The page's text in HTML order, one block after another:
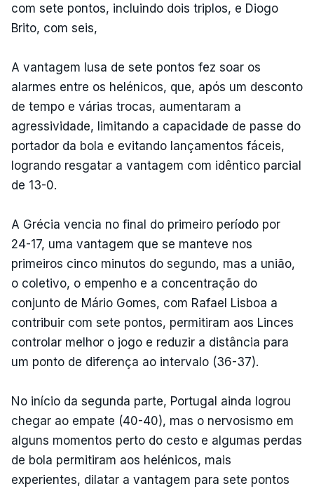
com sete pontos, incluindo dois triplos, e Diogo
Brito, com seis,
A vantagem lusa de sete pontos fez soar os
alarmes entre os helénicos, que, após um desconto
de tempo e várias trocas, aumentaram a
agressividade, limitando a capacidade de passe do
portador da bola e evitando lançamentos fáceis,
logrando resgatar a vantagem com idêntico parcial
de 13-0.
A Grécia vencia no final do primeiro período por
24-17, uma vantagem que se manteve nos
primeiros cinco minutos do segundo, mas a união,
o coletivo, o empenho e a concentração do
conjunto de Mário Gomes, com Rafael Lisboa a
contribuir com sete pontos, permitiram aos Linces
controlar melhor o jogo e reduzir a distância para
um ponto de diferença ao intervalo (36-37).
No início da segunda parte, Portugal ainda logrou
chegar ao empate (40-40), mas o nervosismo em
alguns momentos perto do cesto e algumas perdas
de bola permitiram aos helénicos, mais
experientes, dilatar a vantagem para sete pontos